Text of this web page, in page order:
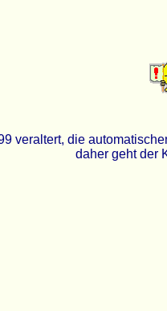
veraltert, die
daher geht der